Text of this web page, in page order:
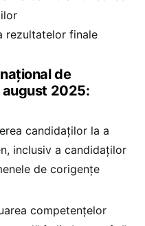
rezultatelor finale
de
august 2025:
candidaților la a
inclusiv a candidaților
de corigențe
competențelor